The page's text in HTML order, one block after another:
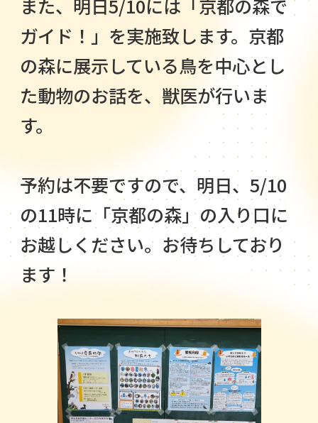
また、明日5/10には「京都の森で
ガイド！」を実施致します。京都
の森に展示している鳥を中心とし
た動物のお話を、獣医が行いま
す。
予約は不要ですので、明日、5/10
の11時に「京都の森」の入り口に
お越しください。お待ちしており
ます！